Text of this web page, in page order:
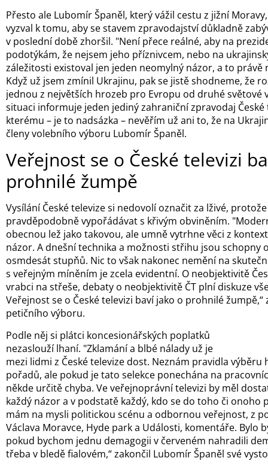
Přesto ale Lubomír Španěl, který vážil cestu z jižní
vyzval k tomu, aby se stavem zpravodajství důkladně
v poslední době zhoršil. "Není přece reálné, aby na
podotýkám, že nejsem jeho příznivcem, nebo na
záležitosti existoval jen jeden neomylný názor, a to právě
Když už jsem zmínil Ukrajinu, pak se jistě shodneme, že
jednou z největších hrozeb pro Evropu od druhé světové
situaci informuje jeden jediný zahraniční zpravodaj České
kterému – je to nadsázka – nevěřím už ani to, že na
členy volebního výboru Lubomír Španěl.
Veřejnost se o České televizi
prohnilé žumpě
Vysílání České televize si nedovolí označit za lživé,
pravděpodobně vypořádávat s křivým obviněním.
obecnou lež jako takovou, ale umně vytrhne věci z
názor. A dnešní technika a možnosti střihu jsou schopny
osmdesát stupňů. Nic to však nakonec nemění na
s veřejným míněním je zcela evidentní. O neobjektivitě
vrabci na střeše, debaty o neobjektivitě ČT plní diskuze
Veřejnost se o České televizi baví jako o prohnilé
petičního výboru.
Podle něj si plátci koncesionářských poplatků
nezaslouží lhaní. "Zklamání a blbé nálady už je
mezi lidmi z České televize dost. Neznám pravidla
pořadů, ale pokud je tato selekce ponechána na
někde určitě chyba. Ve veřejnoprávní televizi by měl
každý názor a v podstatě každý, kdo se do toho či onoho
mám na mysli politickou scénu a odbornou veřejnost, z
Václava Moravce, Hyde park a Události, komentáře. Bylo
pokud bychom jednu demagogii v červeném nahradili
třeba v bledě fialovém,“ zakončil Lubomír Španěl své